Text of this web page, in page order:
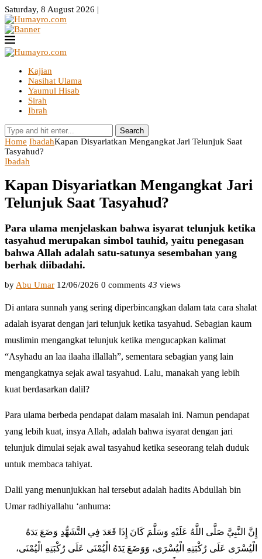
Saturday, 8 August 2026 |
Kajian
Nasihat Ulama
Yaumul Hisab
Sirah
Ibrah
Search
Home IbadahKapan Disyariatkan Mengangkat Jari Telunjuk Saat
Tasyahud?
Ibadah
Kapan Disyariatkan Mengangkat Jari
Telunjuk Saat Tasyahud?
Para ulama menjelaskan bahwa isyarat telunjuk ketika
tasyahud merupakan simbol tauhid, yaitu penegasan
bahwa Allah adalah satu-satunya sesembahan yang
berhak diibadahi.
by Abu Umar 12/06/2026 0 comments 43 views
Di antara sunnah yang sering diperbincangkan dalam tata cara shalat
adalah isyarat dengan jari telunjuk ketika tasyahud. Sebagian kaum
muslimin mengangkat telunjuk ketika mengucapkan kalimat
“Asyhadu an laa ilaaha illallah”, sementara sebagian yang lain
mengangkatnya sejak awal tasyahud. Lalu, manakah yang lebih
kuat berdasarkan dalil?
Para ulama berbeda pendapat dalam masalah ini. Namun pendapat
yang lebih kuat, insya Allah, adalah bahwa isyarat dengan jari
telunjuk dimulai sejak awal tasyahud ketika seseorang telah duduk
untuk membaca tahiyat.
Dalil yang menunjukkan hal tersebut adalah hadits Abdullah bin
Umar radhiyallahu ‘anhuma:
إِنَّ النَّبِيَّ صَلَّى اللَّهُ عَلَيْهِ وَسَلَّمَ كَانَ إِذَا قَعَدَ فِي التَّشَهُّدِ وَضَعَ يَدَهُ
الْيُسْرَى عَلَى رُكْبَتِهِ الْيُسْرَى، وَوَضَعَ يَدَهُ الْيُمْنَى عَلَى رُكْبَتِهِ الْيُمْنَى،